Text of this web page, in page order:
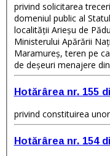
privind solicitarea
domeniul public al Statului Român, situat în extravilanul
localităţii Arieşu de
Ministerului Apărării
Maramureş, teren pe
de deşeuri menajere
Hotărârea nr. 155
privind constituirea
Hotărârea nr. 154